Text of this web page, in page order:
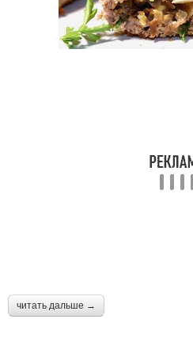
читать дальше →